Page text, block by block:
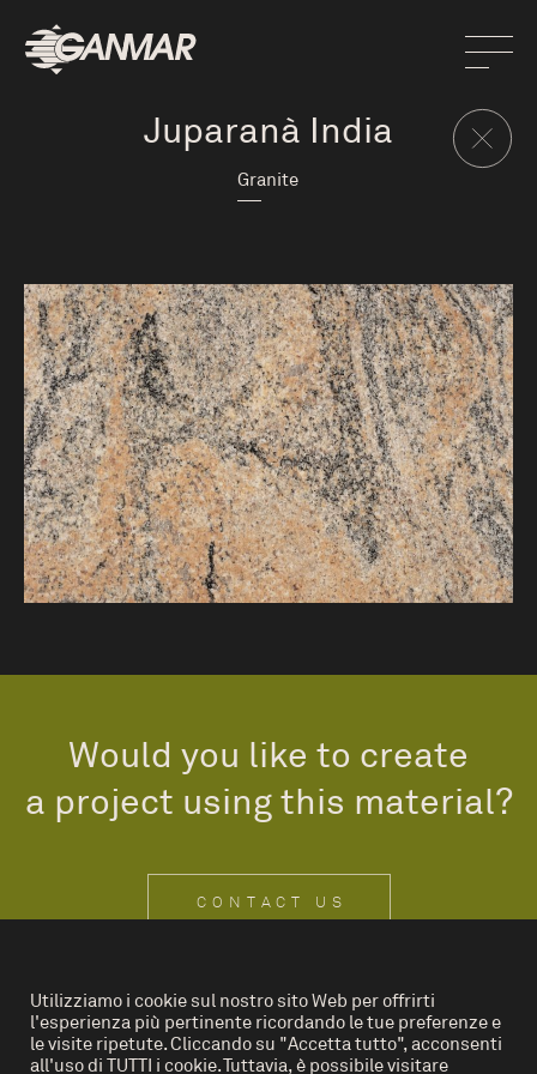
Juparanà India
Granite
Would you like to create
a project using this material?
CONTACT US
IT EN
Utilizziamo i cookie sul nostro sito Web per offrirti
l'esperienza più pertinente ricordando le tue preferenze e
le visite ripetute. Cliccando su "Accetta tutto", acconsenti
all'uso di TUTTI i cookie. Tuttavia, è possibile visitare